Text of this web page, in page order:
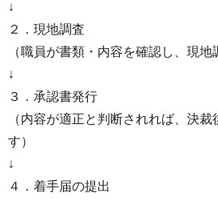
↓
２．現地調査
（職員が書類・内容を確認し、現地
↓
３．承認書発行
（内容が適正と判断されれば、決
す）
↓
４．着手届の提出